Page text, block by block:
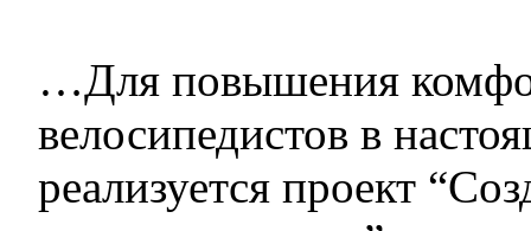
…Для повышения
велосипедистов в
реализуется проект